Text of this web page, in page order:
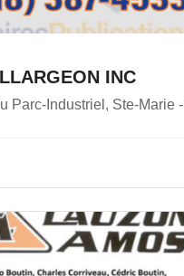
INC
Parc-Industriel, Ste-Marie -